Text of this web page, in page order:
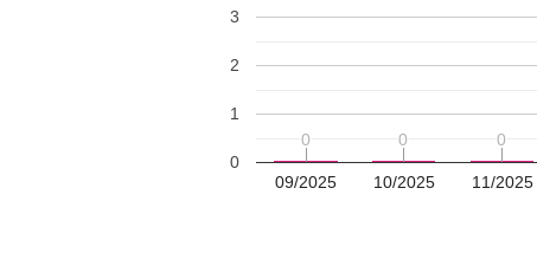
09/2025 10/2025 11/2025
0
1
2
3
0
0 0
0 0
0